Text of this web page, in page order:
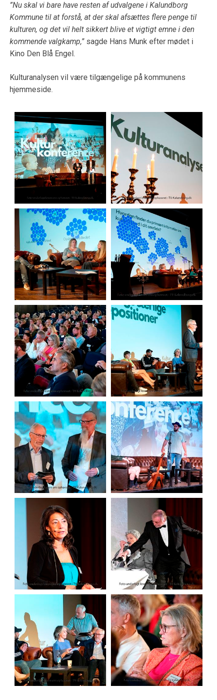
”Nu skal vi bare have resten af udvalgene i Kalundborg
Kommune til at forstå, at der skal afsættes flere penge til
kulturen, og det vil helt sikkert blive et vigtigt emne i den
kommende valgkamp,” sagde Hans Munk efter mødet i
Kino Den Blå Engel.
Kulturanalysen vil være tilgængelige på kommunens
hjemmeside.